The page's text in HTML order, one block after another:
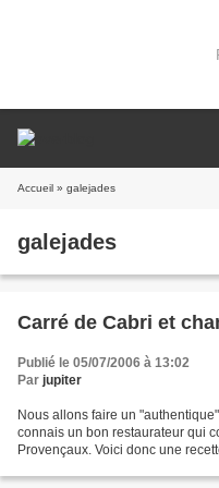
Accueil » galejades
galejades
Carré de Cabri et
Publié le 05/07/2006 à 13:02
Par jupiter
Nous allons faire un
connais un bon restaurateur qui
Provençaux. Voici donc une